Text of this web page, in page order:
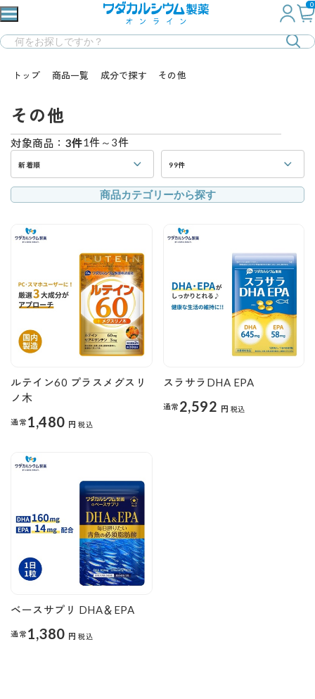
0
トップ 商品一覧 成分で探す その他
その他
対象商品： 3件1件～3件
99件
新着順
商品カテゴリーから探す
ルテイン60 プラスメグスリ
ノ木
通常 1,480 円 税込
スラサラDHA EPA
通常 2,592 円 税込
ベースサプリ DHA＆EPA
通常 1,380 円 税込